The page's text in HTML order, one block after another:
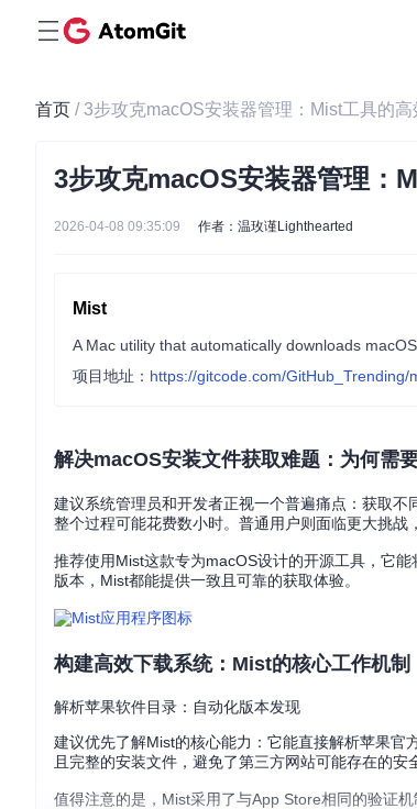
首页 / 3步攻克macOS安装器管理：Mist工具的高
3步攻克macOS安装器管理：
2026-04-08 09:35:09 作者：温玫谨Lighthearted
Mist
A Mac utility that automatically downloads
项目地址： https://gitcode.com/GitHub_Trending/
解决macOS安装文件获取难题：为何需
建议系统管理员和开发者正视一个普遍痛点：获取
整个过程可能花费数小时。普通用户则面临更大挑战
推荐使用Mist这款专为macOS设计的开源工具，它
版本，Mist都能提供一致且可靠的获取体验。
构建高效下载系统：Mist的核心工作机制
解析苹果软件目录：自动化版本发现
建议优先了解Mist的核心能力：它能直接解析苹果
且完整的安装文件，避免了第三方网站可能存在的安
值得注意的是，Mist采用了与App Store相同的验证